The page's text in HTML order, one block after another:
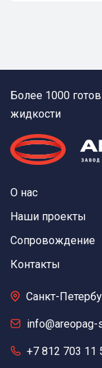
Более 1000
жидкости
О нас
Наши проекты
Сопровождение
Контакты
Санкт-
info@areopag-
+7 812 703 11